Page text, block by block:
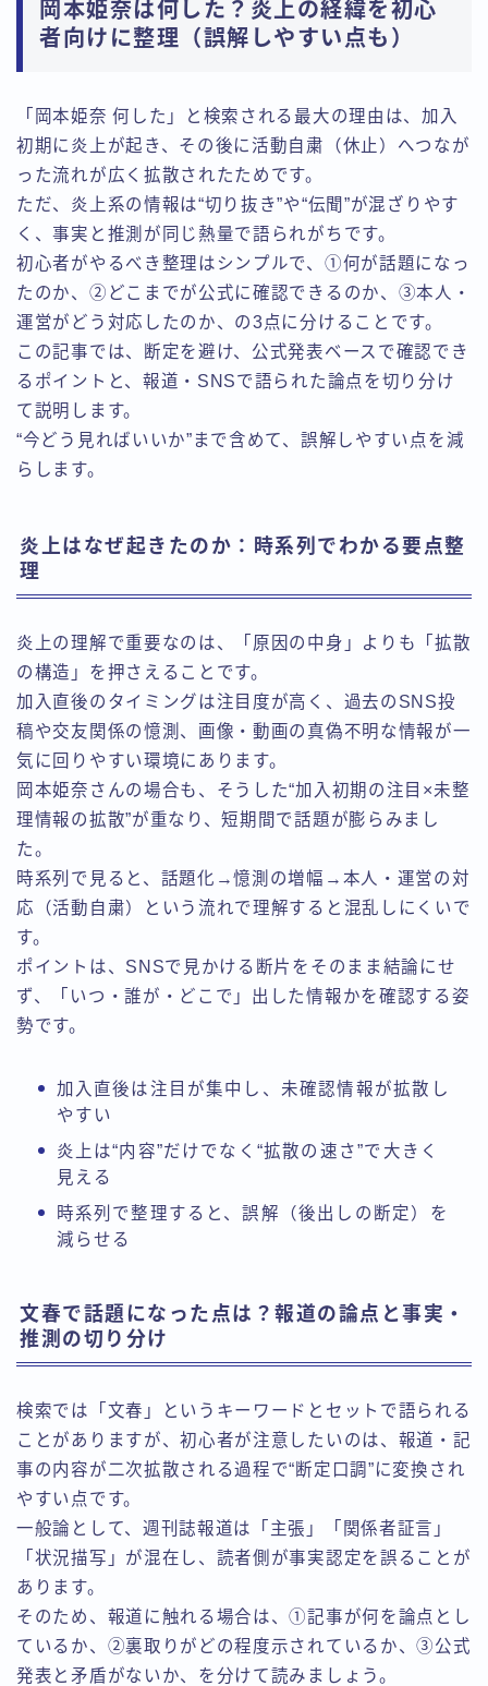
岡本姫奈は何した？炎上の経緯を初心
者向けに整理（誤解しやすい点も）
「岡本姫奈 何した」と検索される最大の理由は、加入
初期に炎上が起き、その後に活動自粛（休止）へつなが
った流れが広く拡散されたためです。
ただ、炎上系の情報は“切り抜き”や“伝聞”が混ざりやす
く、事実と推測が同じ熱量で語られがちです。
初心者がやるべき整理はシンプルで、①何が話題になっ
たのか、②どこまでが公式に確認できるのか、③本人・
運営がどう対応したのか、の3点に分けることです。
この記事では、断定を避け、公式発表ベースで確認でき
るポイントと、報道・SNSで語られた論点を切り分け
て説明します。
“今どう見ればいいか”まで含めて、誤解しやすい点を減
らします。
炎上はなぜ起きたのか：時系列でわかる要点整
理
炎上の理解で重要なのは、「原因の中身」よりも「拡散
の構造」を押さえることです。
加入直後のタイミングは注目度が高く、過去のSNS投
稿や交友関係の憶測、画像・動画の真偽不明な情報が一
気に回りやすい環境にあります。
岡本姫奈さんの場合も、そうした“加入初期の注目×未整
理情報の拡散”が重なり、短期間で話題が膨らみまし
た。
時系列で見ると、話題化→憶測の増幅→本人・運営の対
応（活動自粛）という流れで理解すると混乱しにくいで
す。
ポイントは、SNSで見かける断片をそのまま結論にせ
ず、「いつ・誰が・どこで」出した情報かを確認する姿
勢です。
加入直後は注目が集中し、未確認情報が拡散し
やすい
炎上は“内容”だけでなく“拡散の速さ”で大きく
見える
時系列で整理すると、誤解（後出しの断定）を
減らせる
文春で話題になった点は？報道の論点と事実・
推測の切り分け
検索では「文春」というキーワードとセットで語られる
ことがありますが、初心者が注意したいのは、報道・記
事の内容が二次拡散される過程で“断定口調”に変換され
やすい点です。
一般論として、週刊誌報道は「主張」「関係者証言」
「状況描写」が混在し、読者側が事実認定を誤ることが
あります。
そのため、報道に触れる場合は、①記事が何を論点とし
ているか、②裏取りがどの程度示されているか、③公式
発表と矛盾がないか、を分けて読みましょう。